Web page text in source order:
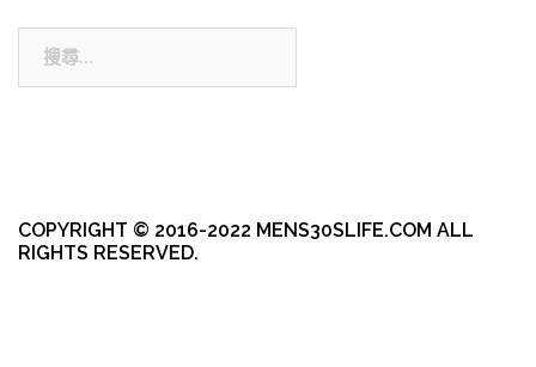
COPYRIGHT © 2016-2022 MENS30SLIFE.COM ALL
RIGHTS RESERVED.